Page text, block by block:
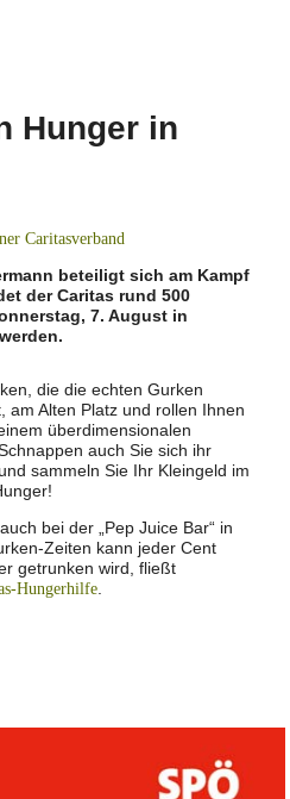
Hunger in
Caritasverband
beteiligt sich am Kampf
der Caritas rund 500
7. August in
die die echten Gurken
am Alten Platz und rollen Ihnen
überdimensionalen
auch Sie sich ihr
sammeln Sie Ihr Kleingeld im
bei der „Pep Juice Bar“ in
Zeiten kann jeder Cent
getrunken wird, fließt
Hungerhilfe